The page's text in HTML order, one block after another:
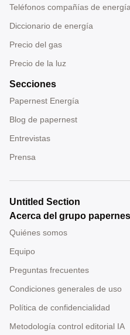
Teléfonos compañías de energía
Diccionario de energía
Precio del gas
Precio de la luz
Secciones
Papernest Energía
Blog de papernest
Entrevistas
Prensa
Untitled Section
Acerca del grupo
Quiénes somos
Equipo
Preguntas frecuentes
Condiciones generales de uso
Política de confidencialidad
Metodología control editorial IA